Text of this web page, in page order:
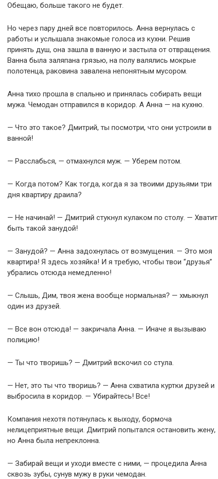
Обещаю, больше такого не будет.
Но через пару дней все повторилось. Анна вернулась с
работы и услышала знакомые голоса из кухни. Решив
принять душ, она зашла в ванную и застыла от отвращения.
Ванна была заляпана грязью, на полу валялись мокрые
полотенца, раковина завалена непонятным мусором.
Анна тихо прошла в спальню и принялась собирать вещи
мужа. Чемодан отправился в коридор. А Анна — на кухню.
— Что это такое? Дмитрий, ты посмотри, что они устроили в
ванной!
— Расслабься, — отмахнулся муж. — Уберем потом.
— Когда потом? Как тогда, когда я за твоими друзьями три
дня квартиру драила?
— Не начинай! — Дмитрий стукнул кулаком по столу. — Хватит
быть такой занудой!
— Занудой? — Анна задохнулась от возмущения. — Это моя
квартира! Я здесь хозяйка! И я требую, чтобы твои “друзья”
убрались отсюда немедленно!
— Слышь, Дим, твоя жена вообще нормальная? — хмыкнул
один из друзей.
— Все вон отсюда! — закричала Анна. — Иначе я вызываю
полицию!
— Ты что творишь? — Дмитрий вскочил со стула.
— Нет, это ты что творишь? — Анна схватила куртки друзей и
выбросила в коридор. — Убирайтесь! Все!
Компания нехотя потянулась к выходу, бормоча
нелицеприятные вещи. Дмитрий попытался остановить жену,
но Анна была непреклонна.
— Забирай вещи и уходи вместе с ними, — процедила Анна
сквозь зубы, сунув мужу в руки чемодан.